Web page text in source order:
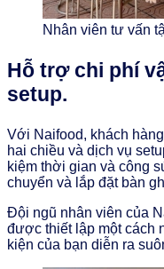
Nhân viên tư vấn
Hỗ trợ chi phí
setup.
Với Naifood, khách
hai chiều và dịch vụ
kiệm thời gian và công
chuyển và lắp đặt bàn
Đội ngũ nhân viên của
được thiết lập một cách
kiện của bạn diễn ra